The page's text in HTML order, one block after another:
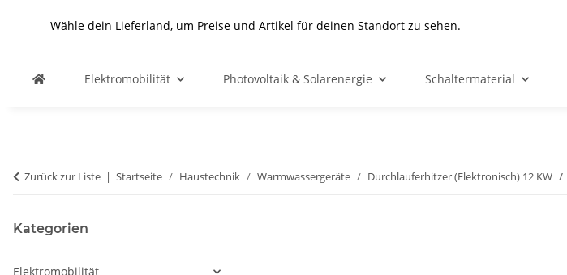
Wähle dein Lieferland, um Preise und Artikel für deinen Standort zu sehen.
Elektromobilität Photovoltaik & Solarenergie Schaltermaterial
Zurück zur Liste Startseite Haustechnik Warmwassergeräte Durchlauferhitzer (Elektronisch) 12 KW
Kategorien
Elektromobilität